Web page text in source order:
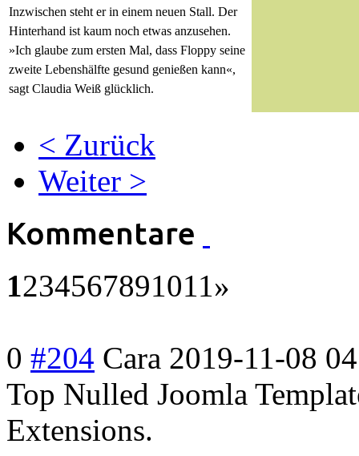
Inzwischen steht er in einem neuen Stall. Der
Hinterhand ist kaum noch etwas anzusehen.
»Ich glaube zum ersten Mal, dass Floppy seine
zweite Lebenshälfte gesund genießen kann«,
sagt Claudia Weiß glücklich.
< Zurück
Weiter >
Kommentare
1234567891011»
0 #204 Cara 2019-11-08
Top Nulled Joomla
Extensions.